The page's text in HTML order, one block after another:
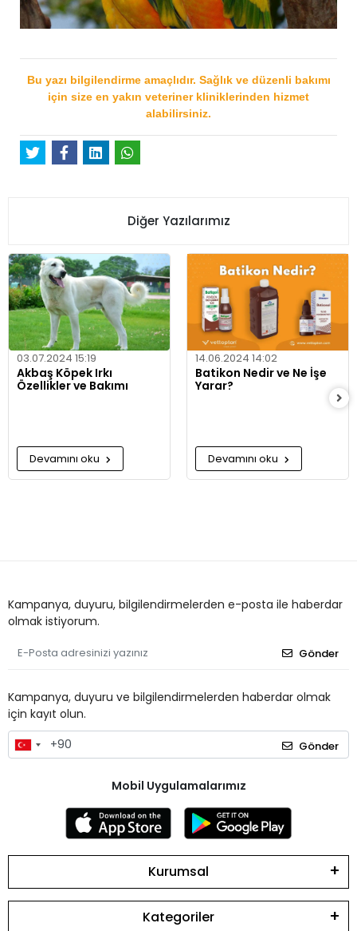
Bu yazı bilgilendirme amaçlıdır. Sağlık ve düzenli bakımı
için size en yakın veteriner kliniklerinden hizmet
alabilirsiniz.
Diğer Yazılarımız
03.07.2024 15:19
Akbaş Köpek Irkı
Özellikler ve Bakımı
Devamını oku
14.06.2024 14:02
Batikon Nedir ve Ne İşe
Yarar?
Devamını oku
Kampanya, duyuru, bilgilendirmelerden e-posta ile haberdar
olmak istiyorum.
Gönder
Kampanya, duyuru ve bilgilendirmelerden haberdar olmak
için kayıt olun.
Gönder
Mobil Uygulamalarımız
Kurumsal
Kategoriler